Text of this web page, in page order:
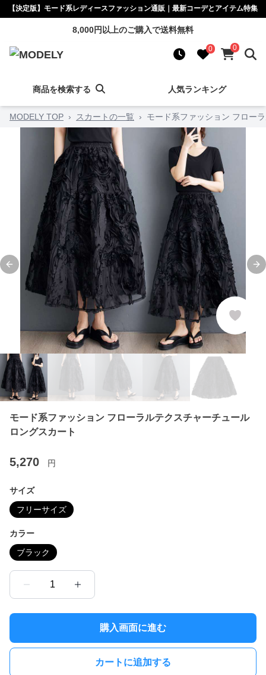
【決定版】モード系レディースファッション通販｜最新コーデとアイテム特集
8,000円以上のご購入で送料無料
0 0
商品を検索する 人気ランキング
MODELY TOP › スカートの一覧 › モード系ファッション フロー
Previous slide
モード系ファッション フローラルテクスチャーチュール
ロングスカート
5,270 円
サイズ
フリーサイズ
カラー
ブラック
1
購入画面に進む
カートに追加する